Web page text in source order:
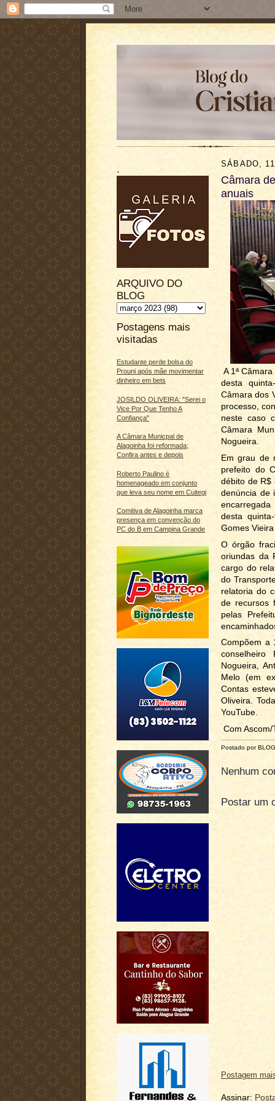
.
ARQUIVO DO
BLOG
Postagens mais
visitadas
Estudante perde bolsa do
Prouni após mãe movimentar
dinheiro em bets
JOSILDO OLIVEIRA: "Serei o
Vice Por Que Tenho A
Confiança"
A Câmara Municpal de
Alagoinha foi reformada;
Confira antes e depois
Roberto Paulino é
homenageado em conjunto
que leva seu nome em Cuitegi
Comitiva de Alagoinha marca
presença em convenção do
PC do B em Campina Grande
SÁBADO,
Câmara
anuais
A 1ª
desta
Câmara dos
processo,
neste caso
Câmara
Nogueira.
Em grau de
prefeito do
débito de R$
denúncia de
desta
Gomes
O órgão
oriundas da
cargo do
do
relatoria do
de recursos
pelas
Compõem a
conselheiro
Nogueira,
Melo (em
Contas
Oliveira.
YouTube.
Com Ascom/
Postado por
Nenhum
Postar um
Postagem
Assinar: